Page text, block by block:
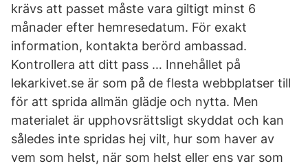
krävs att passet måste vara giltigt minst 6
månader efter hemresedatum. För exakt
information, kontakta berörd ambassad.
Kontrollera att ditt pass … Innehållet på
lekarkivet.se är som på de flesta webbplatser till
för att sprida allmän glädje och nytta. Men
materialet är upphovsrättsligt skyddat och kan
således inte spridas hej vilt, hur som haver av
vem som helst, när som helst eller ens var som